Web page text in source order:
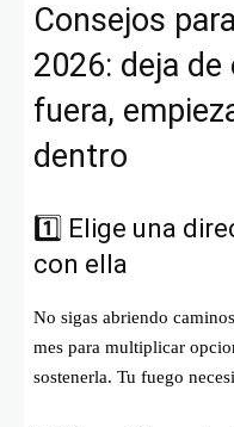
Consejos
2026: deja
fuera,
dentro
1️⃣ Elige una
con ella
No sigas abriendo
mes para multiplicar
sostenerla. Tu fuego